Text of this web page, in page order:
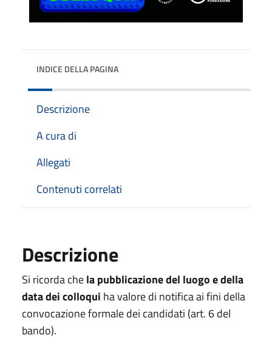
INDICE DELLA PAGINA
Descrizione
A cura di
Allegati
Contenuti correlati
Descrizione
Si ricorda chela pubblicazione del luogo e della
data dei colloqui ha valore di notifica ai fini della
convocazione formale dei candidati (art. 6 del
bando).